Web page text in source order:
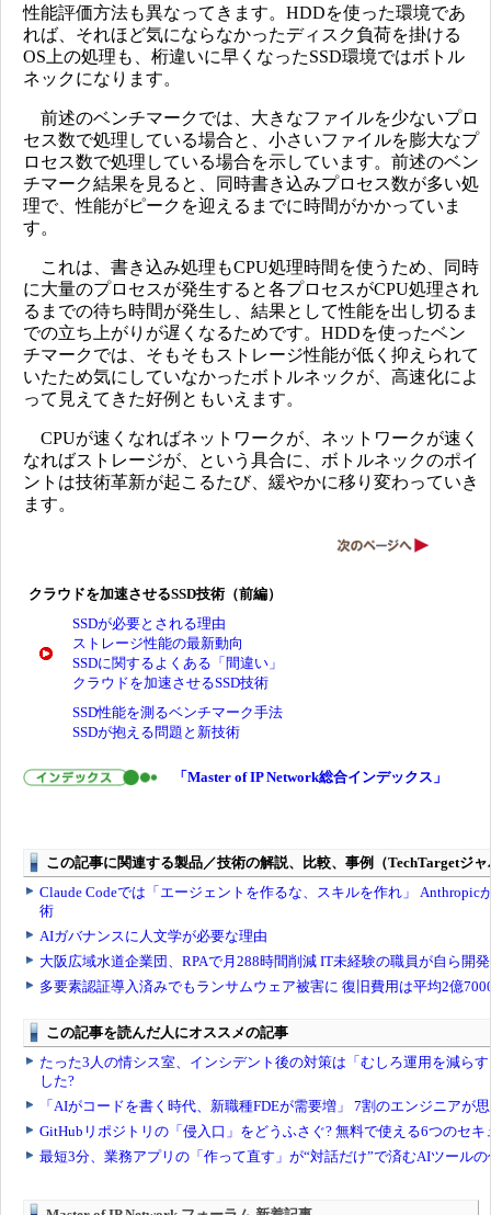
性能評価方法も異なってきます。HDDを使った環境であ
れば、それほど気にならなかったディスク負荷を掛ける
OS上の処理も、桁違いに早くなったSSD環境ではボトル
ネックになります。
前述のベンチマークでは、大きなファイルを少ないプロ
セス数で処理している場合と、小さいファイルを膨大なプ
ロセス数で処理している場合を示しています。前述のベン
チマーク結果を見ると、同時書き込みプロセス数が多い処
理で、性能がピークを迎えるまでに時間がかかっていま
す。
これは、書き込み処理もCPU処理時間を使うため、同時
に大量のプロセスが発生すると各プロセスがCPU処理され
るまでの待ち時間が発生し、結果として性能を出し切るま
での立ち上がりが遅くなるためです。HDDを使ったベン
チマークでは、そもそもストレージ性能が低く抑えられて
いたため気にしていなかったボトルネックが、高速化によ
って見えてきた好例ともいえます。
CPUが速くなればネットワークが、ネットワークが速く
なればストレージが、という具合に、ボトルネックのポイ
ントは技術革新が起こるたび、緩やかに移り変わっていき
ます。
クラウドを加速させるSSD技術（前編）
SSDが必要とされる理由
ストレージ性能の最新動向
SSDに関するよくある「間違い」
クラウドを加速させるSSD技術
SSD性能を測るベンチマーク手法
SSDが抱える問題と新技術
「Master of IP Network総合インデックス」